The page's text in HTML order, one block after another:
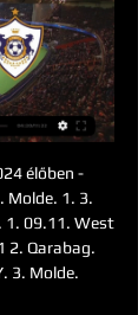
élőben -
Molde. 1. 3.
1. 09.11. West
2. Qarabag.
3. Molde.